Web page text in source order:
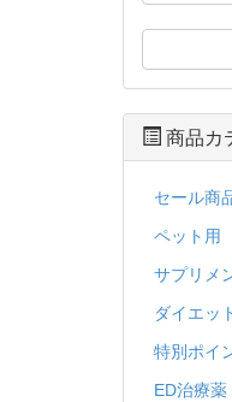
商品カ
セール商
ペット用
サプリメ
ダイエッ
特別ポイ
ED治療薬